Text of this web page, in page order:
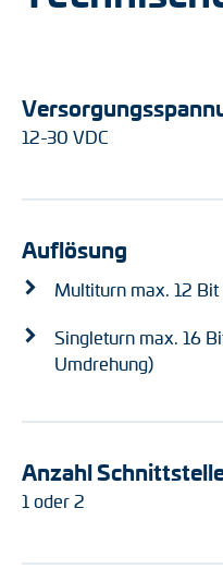
12-30 VDC
Auflösung
Multiturn max. 12
Singleturn max. 16
Umdrehung)
Anzahl
1 oder 2